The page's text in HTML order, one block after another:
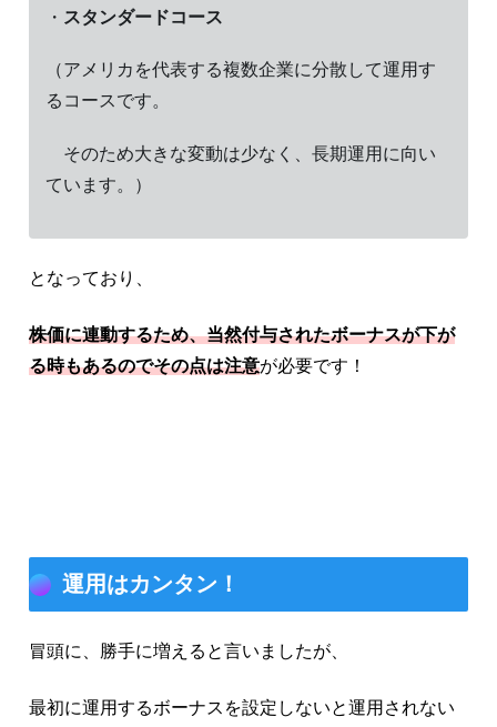
・ スタンダードコース
（アメリカを代表する複数企業に分散して運用す
るコースです。
そのため大きな変動は少なく、長期運用に向い
ています。）
となっており、
株価に連動するため、当然付与されたボーナスが下が
る時もあるのでその点は注意が必要です！
運用はカンタン！
冒頭に、勝手に増えると言いましたが、
最初に運用するボーナスを設定しないと運用されない